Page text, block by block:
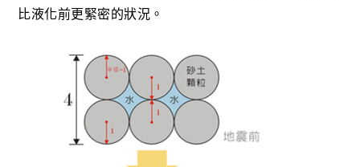
比液化前更緊密的狀況。